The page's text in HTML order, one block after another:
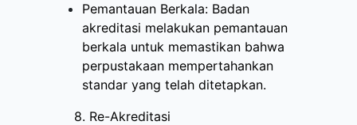
Pemantauan Berkala: Badan
akreditasi melakukan pemantauan
berkala untuk memastikan bahwa
perpustakaan mempertahankan
standar yang telah ditetapkan.
8. Re-Akreditasi